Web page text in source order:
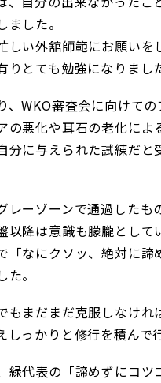
した。
しい外舘師範にお願い
りとても勉強になりまし
、WKO審査会に向けて
の悪化や耳石の老化に
分に与えられた試練だ
レーゾーンで通過した
以降は意識も朦朧とし
「なにクソッ、絶対に
。
もまだまだ克服しなけ
しっかりと修行を積んで
緑代表の「諦めずにコ